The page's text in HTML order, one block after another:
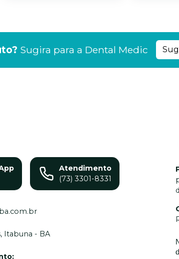
Sugira para a Dental Medic
Atendimento
(73) 3301-8331
Itabuna - BA
: